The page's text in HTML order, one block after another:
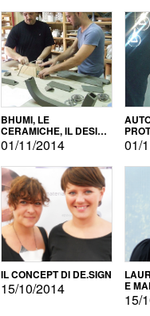
BHUMI, LE
CERAMICHE, IL DESIGN
E L'AUTOPRODUZIONE
01/11/2014 01/
IL CONCEPT DI DE.SIGN
15/10/2014 E
15/